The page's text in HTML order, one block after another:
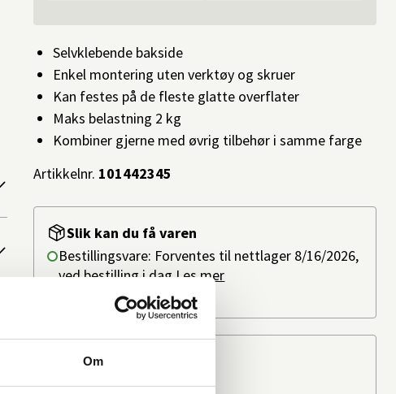
Om
Slik kan du få varen
Bestillingsvare: Forventes til nettlager 8/16/2026,
ved bestilling i dag.Les mer
11 butikker
Selvklebende bakside
Enkel montering uten verktøy og skruer
Kan festes på de fleste glatte overflater
Maks belastning 2 kg
Kombiner gjerne med øvrig tilbehør i samme farge
Artikkelnr. 101442345
Beregn frakten
Ditt postnummer